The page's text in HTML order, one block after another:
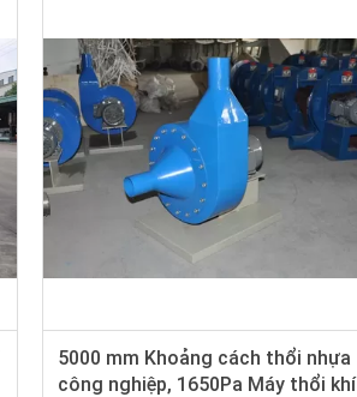
5000 mm Khoảng cách thổi nhựa
công nghiệp, 1650Pa Máy thổi khí